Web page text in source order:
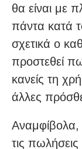
θα είναι με
πάντα κατά
σχετικά ο
προστεθεί
κανείς τη
άλλες
Αναμφίβολα,
τις πωλήσεις